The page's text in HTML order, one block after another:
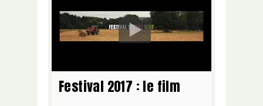
Festival 2017 : le film